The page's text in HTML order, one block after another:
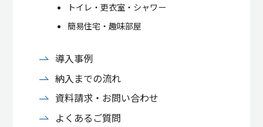
トイレ・更衣室・シャワー
簡易住宅・趣味部屋
導入事例
納入までの流れ
資料請求・お問い合わせ
よくあるご質問